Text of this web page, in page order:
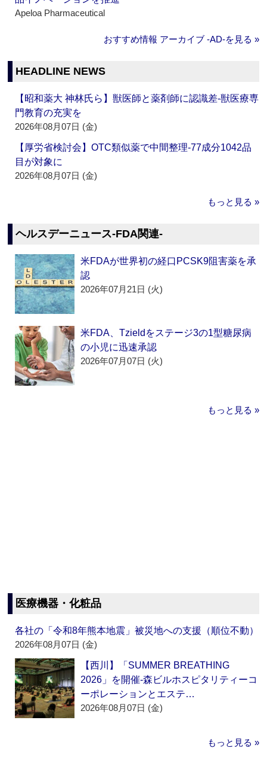
Apeloa Pharmaceutical
おすすめ情報 アーカイブ ‐AD‐を見る »
HEADLINE NEWS
【昭和薬大 神林氏ら】獣医師と薬剤師に認識差‐獣医療専
門教育の充実を
2026年08月07日 (金)
【厚労省検討会】OTC類似薬で中間整理‐77成分1042品
目が対象に
2026年08月07日 (金)
もっと見る »
ヘルスデーニュース‐FDA関連‐
米FDAが世界初の経口PCSK9阻害薬を承
認
2026年07月21日 (火)
米FDA、Tzieldをステージ3の1型糖尿病
の小児に迅速承認
2026年07月07日 (火)
もっと見る »
医療機器・化粧品
各社の「令和8年熊本地震」被災地への支援（順位不動）
2026年08月07日 (金)
【西川】「SUMMER BREATHING
2026」を開催‐森ビルホスピタリティーコ
ーポレーションとエステ…
2026年08月07日 (金)
もっと見る »